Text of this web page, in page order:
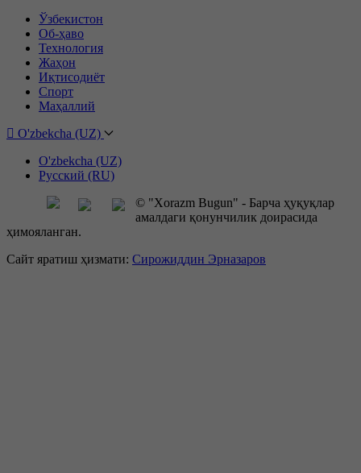
Ўзбекистон
Об-ҳаво
Технология
Жаҳон
Иқтисодиёт
Спорт
Маҳаллий
O'zbekcha (UZ)
O'zbekcha (UZ)
Русский (RU)
© "Xorazm Bugun" - Барча ҳуқуқлар
амалдаги қонунчилик доирасида
ҳимояланган.
Сайт яратиш ҳизмати: Сирожиддин Эрназаров